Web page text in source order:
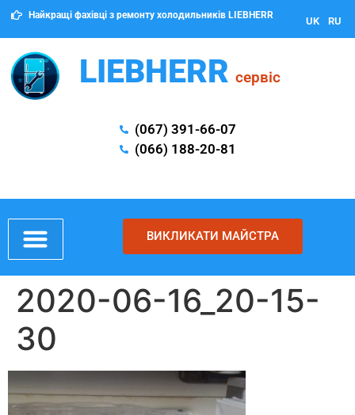
Найкращі фахівці з ремонту холодильників LIEBHERR
UK RU
LIEBHERR сервіс
(067) 391-66-07
(066) 188-20-81
ВИКЛИКАТИ МАЙСТРА
2020-06-16_20-15-
30